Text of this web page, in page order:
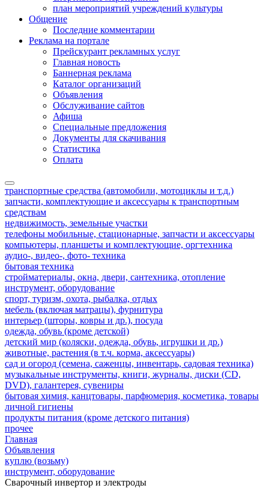
план мероприятий учреждений культуры
Общение
Последние комментарии
Реклама на портале
Прейскурант рекламных услуг
Главная новость
Баннерная реклама
Каталог организаций
Объявления
Обслуживание сайтов
Афиша
Специальные предложения
Документы для скачивания
Статистика
Оплата
транспортные средства (автомобили, мотоциклы и т.д.)
запчасти, комплектующие и аксессуары к транспортным
средствам
недвижимость, земельные участки
телефоны мобильные, стационарные, запчасти и аксессуары
компьютеры, планшеты и комплектующие, оргтехника
аудио-, видео-, фото- техника
бытовая техника
стройматериалы, окна, двери, сантехника, отопление
инструмент, оборудование
спорт, туризм, охота, рыбалка, отдых
мебель (включая матрацы), фурнитура
интерьер (шторы, ковры и др.), посуда
одежда, обувь (кроме детской)
детский мир (коляски, одежда, обувь, игрушки и др.)
животные, растения (в т.ч. корма, аксессуары)
сад и огород (семена, саженцы, инвентарь, садовая техника)
музыкальные инструменты, книги, журналы, диски (CD,
DVD), галантерея, сувениры
бытовая химия, канцтовары, парфюмерия, косметика, товары
личной гигиены
продукты питания (кроме детского питания)
прочее
Главная
Объявления
куплю (возьму)
инструмент, оборудование
Сварочный инвертор и электроды